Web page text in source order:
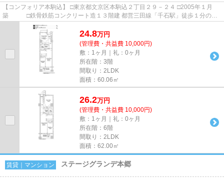
【コンフォリア本駒込】 □東京都文京区本駒込２丁目２９－２４ □2005年１月
築 □鉄骨鉄筋コンクリート造１３階建 都営三田線「千石駅」徒歩１分の好
立地に建つ人気のペット可物...
24.8万円
(管理費・共益費 10,000円)
敷：1ヶ月｜礼：0ヶ月
所在階：3階
間取り：2LDK
面積：60.06㎡
26.2万円
(管理費・共益費 10,000円)
敷：1ヶ月｜礼：0ヶ月
所在階：6階
間取り：2LDK
面積：62.00㎡
賃貸｜マンション ステージグランデ本郷